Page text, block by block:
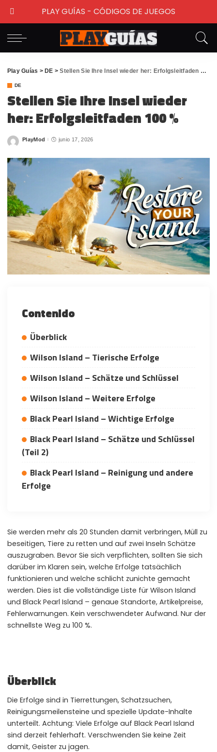
WHY JOIN THE CHANNEL?
⚡Tricks BEFORE website
Get exclusive codes and strategies before anyone else
🎁Limited-time game codes
🏆Steam Games Giveaways
Global contests to win full Steam games & gift cards
🔒 Members-Only Content
Exclusive guides & secrets never published anywhere else
🌍Global Community
Join gamers worldwide and get real-time alerts
Play Guías > DE >Stellen Sie Ihre Insel wieder her: Erfolgsleitfaden 100 %
DE
Stellen Sie Ihre Insel wieder
her: Erfolgsleitfaden 100 %
Posted
PlayMod junio 17, 2026
Contenido
Überblick
Wilson Island – Tierische Erfolge
Wilson Island – Schätze und Schlüssel
Wilson Island – Weitere Erfolge
Black Pearl Island – Wichtige Erfolge
Black Pearl Island – Schätze und Schlüssel
(Teil 2)
Black Pearl Island – Reinigung und andere
Erfolge
Sie werden mehr als 20 Stunden damit verbringen, Müll zu
beseitigen, Tiere zu retten und auf zwei Inseln Schätze
auszugraben. Bevor Sie sich verpflichten, sollten Sie sich
darüber im Klaren sein, welche Erfolge tatsächlich
funktionieren und welche schlicht zunichte gemacht
werden. Dies ist die vollständige Liste für Wilson Island
und Black Pearl Island – genaue Standorte, Artikelpreise,
Fehlerwarnungen. Kein verschwendeter Aufwand. Nur der
schnellste Weg zu 100 %.
Überblick
Die Erfolge sind in Tierrettungen, Schatzsuchen,
Reinigungsmeilensteine ​​und spezielle Update-Inhalte
unterteilt. Achtung: Viele Erfolge auf Black Pearl Island
sind derzeit fehlerhaft. Verschwenden Sie keine Zeit
damit, Geister zu jagen.
PLAY GUÍAS - CÓDIGOS DE JUEGOS